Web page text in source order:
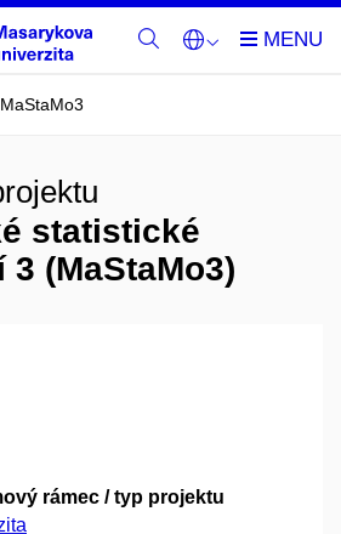
MaStaMo3
statistické
(MaStaMo3)
rámec / typ projektu